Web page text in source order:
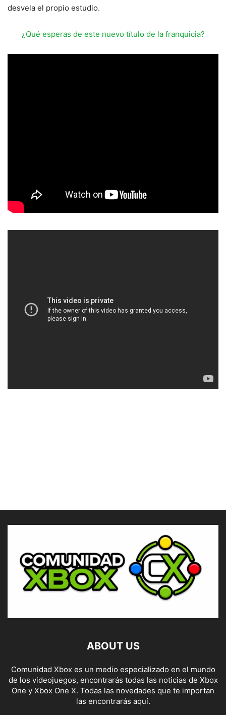
desvela el propio estudio.
¿Qué esperas de este nuevo título de la franquicia?
ABOUT US
Comunidad Xbox es un medio especializado en el mundo
de los videojuegos, encontrarás todas las noticias de Xbox
One y Xbox One X. Todas las novedades que te importan
las encontrarás aquí.